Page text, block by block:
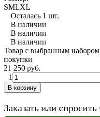
SMLXL
Осталась 1 шт.
В наличии
В наличии
В наличии
Товар с выбранным набором
покупки
21 250 руб.
1
В корзину
Заказать или спросить